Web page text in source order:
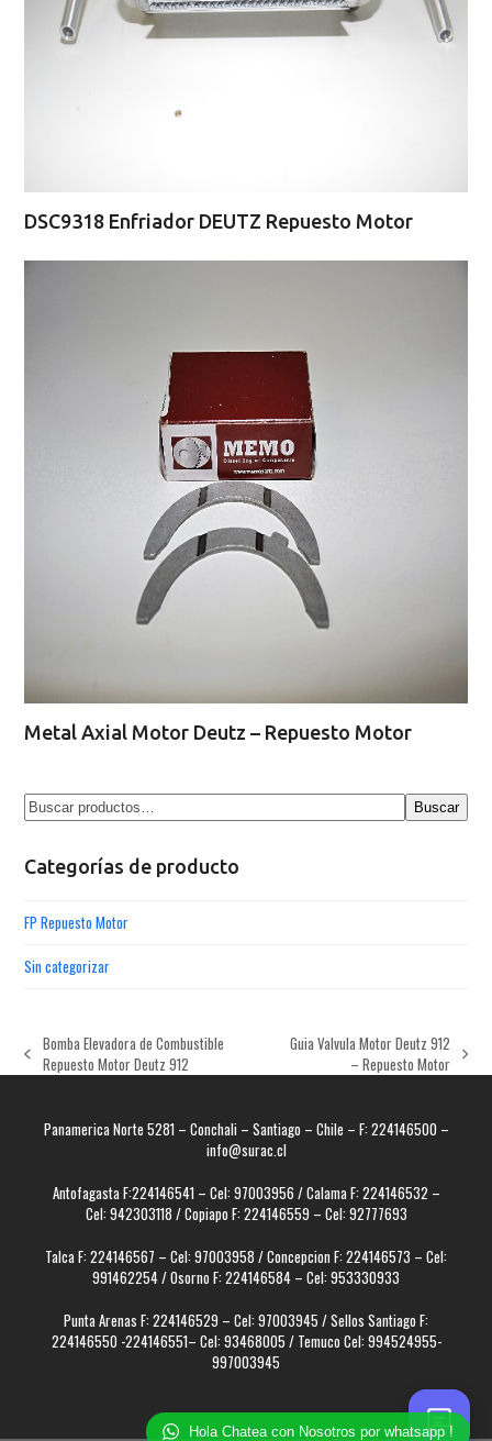
DSC9318 Enfriador DEUTZ Repuesto Motor
Metal Axial Motor Deutz – Repuesto Motor
Buscar
Categorías de producto
FP Repuesto Motor
Sin categorizar
previous
Bomba Elevadora de Combustible
Repuesto Motor Deutz 912
Guia Valvula Motor Deutz 912
– Repuesto Motor
Panamerica Norte 5281 – Conchali – Santiago – Chile – F: 224146500 –
info@surac.cl
Antofagasta F:224146541 – Cel: 97003956 / Calama F: 224146532 –
Cel: 942303118 / Copiapo F: 224146559 – Cel: 92777693
Talca F: 224146567 – Cel: 97003958 / Concepcion F: 224146573 – Cel:
991462254 / Osorno F: 224146584 – Cel: 953330933
Punta Arenas F: 224146529 – Cel: 97003945 / Sellos Santiago F:
224146550 -224146551– Cel: 93468005 / Temuco Cel: 994524955-
997003945
Hola Chatea con Nosotros por whatsapp !